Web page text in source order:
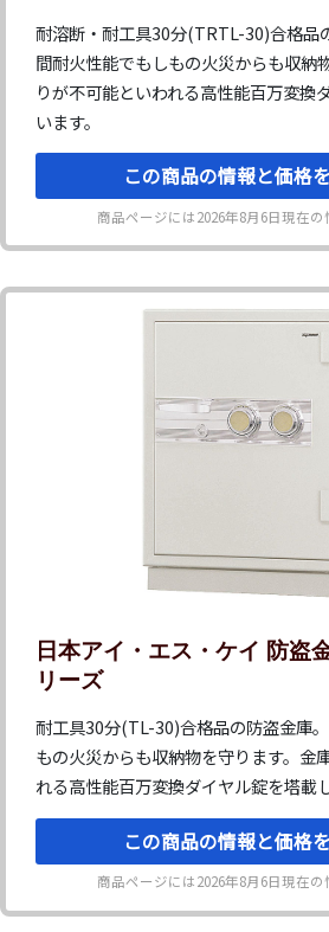
耐溶断・耐工具30分(TRTL-30)合格品
間耐火性能でもしもの火災からも収納
りが不可能といわれる高性能百万変換
います。
この商品の情報と価格
商品ページには2026年8月6日現在の
日本アイ・エス・ケイ 防盗
リーズ
耐工具30分(TL-30)合格品の防盗金庫
もの火災からも収納物を守ります。金
れる高性能百万変換ダイヤル錠を塔載
この商品の情報と価格
商品ページには2026年8月6日現在の